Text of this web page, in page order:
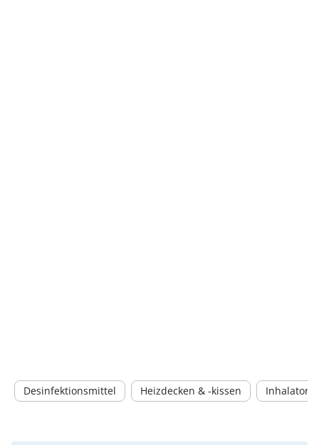
Desinfektionsmittel Heizdecken & -kissen